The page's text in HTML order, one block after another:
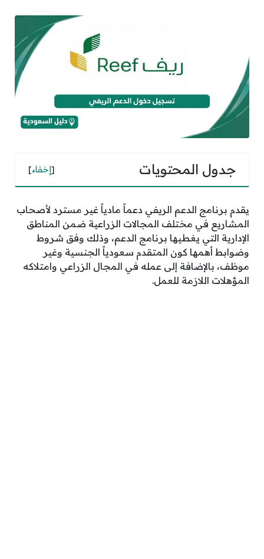
جدول المحتويات [إخفاء]
يقدم برنامج الدعم الريفي دعماً مادياً غير مسترد لأصحاب
المشاريع في مختلف المجالات الزراعية ضمن المناطق
الإدارية التي يغطيها برنامج الدعم، وذلك وفق شروط
وضوابط أهمها كون المتقدم سعودياً الجنسية وغير
موظف، بالإضافة إلى عمله في المجال الزراعي وامتلاكه
المؤهلات اللازمة للعمل.